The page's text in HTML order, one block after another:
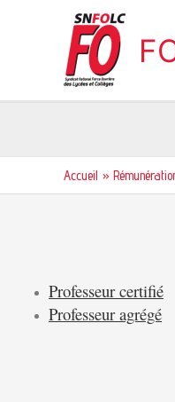
Accueil
Professeur certifié
Professeur agrégé